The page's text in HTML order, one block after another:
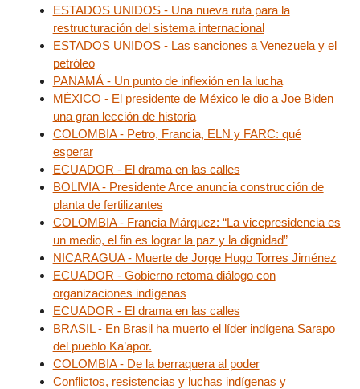
ESTADOS UNIDOS - Una nueva ruta para la
restructuración del sistema internacional
ESTADOS UNIDOS - Las sanciones a Venezuela y el
petróleo
PANAMÁ - Un punto de inflexión en la lucha
MÉXICO - El presidente de México le dio a Joe Biden
una gran lección de historia
COLOMBIA - Petro, Francia, ELN y FARC: qué
esperar
ECUADOR - El drama en las calles
BOLIVIA - Presidente Arce anuncia construcción de
planta de fertilizantes
COLOMBIA - Francia Márquez: “La vicepresidencia es
un medio, el fin es lograr la paz y la dignidad”
NICARAGUA - Muerte de Jorge Hugo Torres Jiménez
ECUADOR - Gobierno retoma diálogo con
organizaciones indígenas
ECUADOR - El drama en las calles
BRASIL - En Brasil ha muerto el líder indígena Sarapo
del pueblo Ka’apor.
COLOMBIA - De la berraquera al poder
Conflictos, resistencias y luchas indígenas y